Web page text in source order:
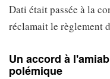
Dati était passée à la
réclamait le règlement
Un accord à
polémique